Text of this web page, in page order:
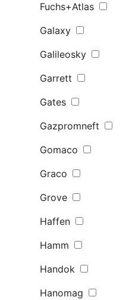
Fuchs+Atlas
Galaxy
Galileosky
Garrett
Gates
Gazpromneft
Gomaco
Graco
Grove
Haffen
Hamm
Handok
Hanomag